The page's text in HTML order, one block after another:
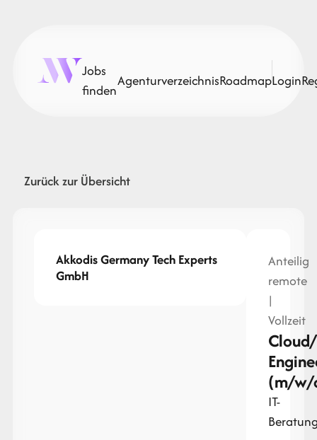
Jobs
finden
AgenturverzeichnisRoadmapLogin
Zurück zur Übersicht
Akkodis Germany Tech Experts
GmbH
Anteilig
remote
|
Vollzeit
(m/
IT-